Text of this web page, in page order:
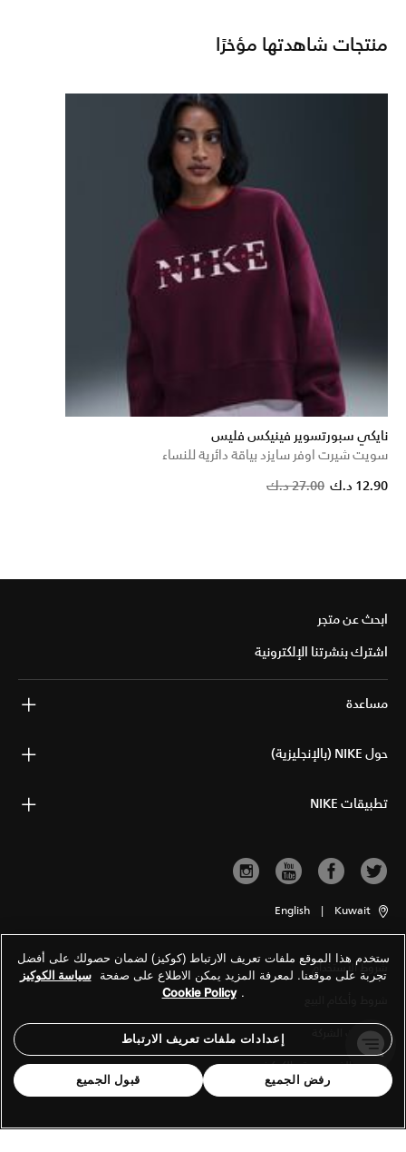
منتجات شاهدتها مؤخرًا
نايكي سبورتسوير فينيكس فليس
سويت شيرت اوفر سايزد بياقة دائرية للنساء
Price reduced
27.00 د.ك to12.90 د.ك
ابحث عن متجر
اشترك بنشرتنا الإلكترونية
مساعدة
حول NIKE (بالإنجليزية)
تطبيقات NIKE
Kuwait
|
English
شروط الاستخدام
معلومات الشركة
سياسة الخصوصية والكوكيز
ستخدم هذا الموقع ملفات تعريف الارتباط (كوكيز) لضمان حصولك على أفضل
تجربة على موقعنا. لمعرفة المزيد يمكن الاطلاع على صفحة سياسة الكوكيز
.
Cookie Policy
إعدادات ملفات تعريف الارتباط
رفض الجميع قبول الجميع